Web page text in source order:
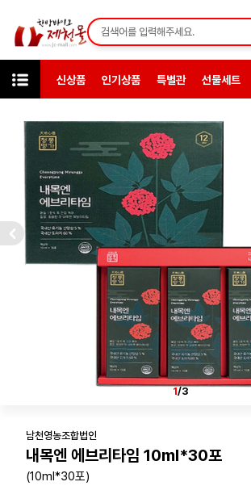
신상품 인기상품 특별관 선물세트
1/3
남천영농조합법인
내목엔 에브리타임 10ml*30포
(10ml*30포)